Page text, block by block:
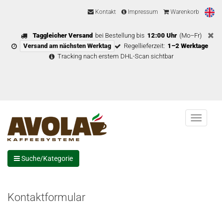
Kontakt Impressum Warenkorb
Taggleicher Versand bei Bestellung bis 12:00 Uhr (Mo–Fr)
Versand am nächsten Werktag
Regellieferzeit: 1–2 Werktage
Tracking nach erstem DHL-Scan sichtbar
Menu
Suche/Kategorie
Kontaktformular